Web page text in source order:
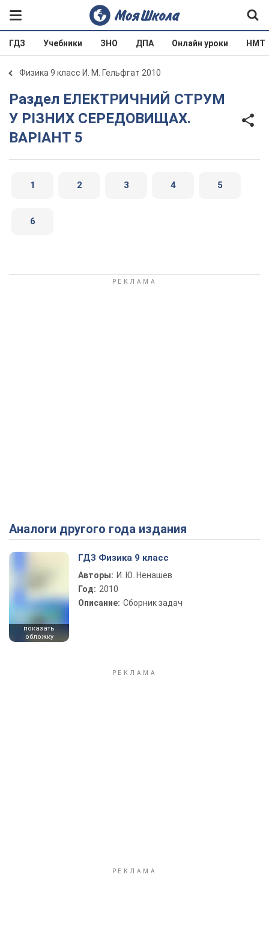
ГДЗ Учебники ЗНО ДПА Онлайн уроки НМТ
Физика 9 класс И. М. Гельфгат 2010
Раздел ЕЛЕКТРИЧНИЙ СТРУМ
У РIЗНИХ СЕРЕДОВИЩАХ.
ВАРIАНТ 5
1 2 3 4 5
6
Аналоги другого года издания
показать
обложку
ГДЗ Физика 9 класс
Авторы: И. Ю. Ненашев
Год: 2010
Описание: Сборник задач